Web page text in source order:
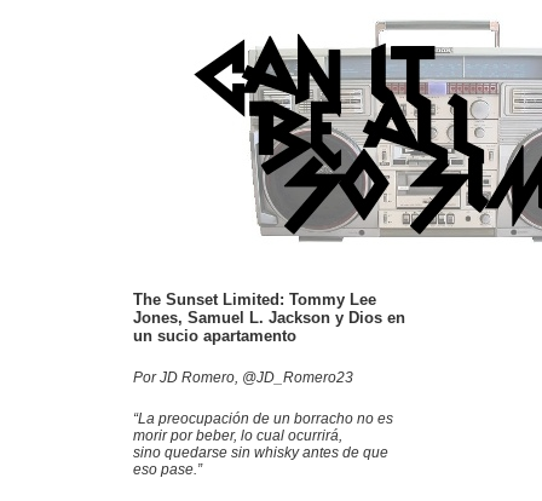
The Sunset Limited: Tommy Lee
Jones, Samuel L. Jackson y Dios en
un sucio apartamento
Por JD Romero, @JD_Romero23
“La preocupación de un borracho no es
morir por beber, lo cual ocurrirá,
sino quedarse sin whisky antes de que
eso pase.”